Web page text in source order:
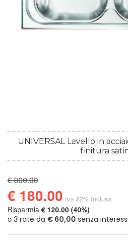
UNIVERSAL Lavello in
finitura
€ 300.00
€ 180.00 Iva 22% Inclusa
Risparmia € 120.00 (40%)